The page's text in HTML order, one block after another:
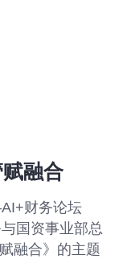
融合
财务论坛
国资事业部总
融合》的主题